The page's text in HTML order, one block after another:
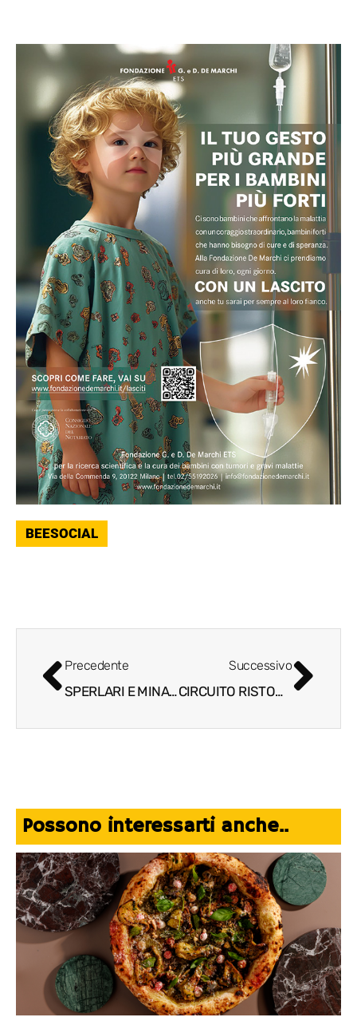
BEESOCIAL
Precedente
SPERLARI E MINA, UN CONNUBIO PERFETTO DI VOCE E DOLCEZZA SENZA TEMPO
Successivo
CIRCUITO RISTOGOLF 2025 BY ALLIANZ, TAPPE DI GUSTO, STORIE DA VIVERE!
Possono interessarti anche..